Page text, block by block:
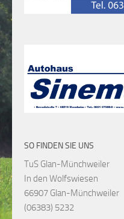
SO FINDEN SIE UNS
TuS Glan-Münchweiler
In den Wolfswiesen
66907 Glan-Münchweiler
(06383) 5232